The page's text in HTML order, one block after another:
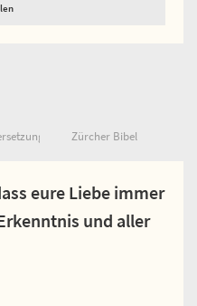
Zürcher Bibel
eure Liebe immer
und aller